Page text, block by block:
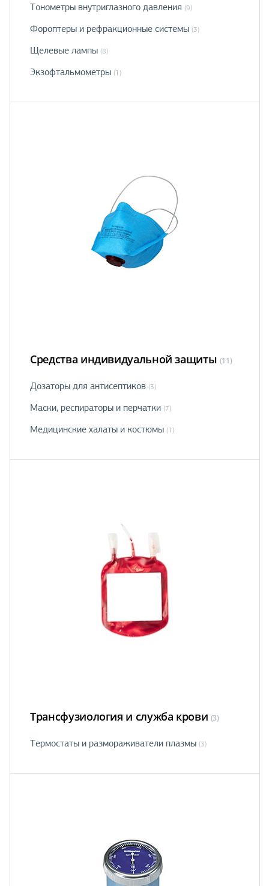
Тонометры внутриглазного давления (9)
Фороптеры и рефракционные системы (3)
Щелевые лампы (8)
Экзофтальмометры (1)
Средства индивидуальной защиты (11)
Дозаторы для антисептиков (3)
Маски, рeспираторы и перчатки (7)
Медицинские халаты и костюмы (1)
Трансфузиология и служба крови (3)
Термостаты и размораживатели плазмы (3)